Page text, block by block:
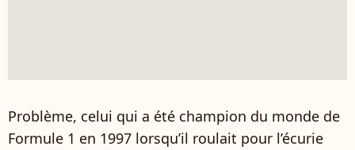
Problème, celui qui a été champion du monde de
Formule 1 en 1997 lorsqu’il roulait pour l’écurie